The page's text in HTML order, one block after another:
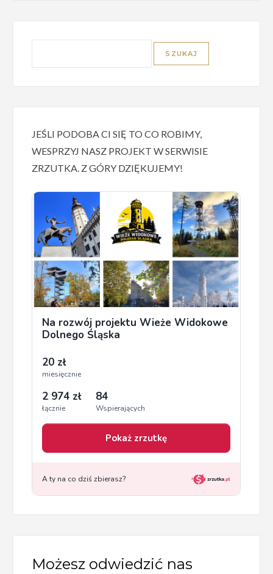
JEŚLI PODOBA CI SIĘ TO CO ROBIMY,
WESPRZYJ NASZ PROJEKT W SERWISIE
ZRZUTKA. Z GÓRY DZIĘKUJEMY!
Możesz odwiedzić nas